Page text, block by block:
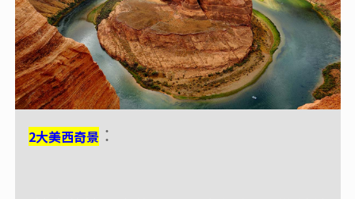
2大美西奇景 ：
2大美西奇景 ：